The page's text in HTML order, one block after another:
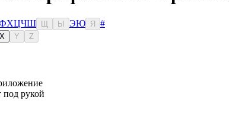
ХЦЧШ Ы ЭЮ Я
#
X Y Z
под рукой